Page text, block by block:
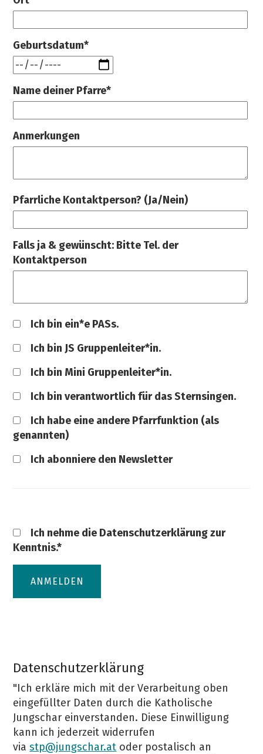
Geburtsdatum*
Name deiner Pfarre*
Anmerkungen
Pfarrliche Kontaktperson? (Ja/Nein)
Falls ja & gewünscht: Bitte Tel. der
Kontaktperson
Ich bin ein*e PASs.
Ich bin JS Gruppenleiter*in.
Ich bin Mini Gruppenleiter*in.
Ich bin verantwortlich für das Sternsingen.
Ich habe eine andere Pfarrfunktion (als
genannten)
Ich abonniere den Newsletter
Ich nehme die Datenschutzerklärung zur
Kenntnis.*
ANMELDEN
Datenschutzerklärung
"Ich erkläre mich mit der Verarbeitung oben
eingefüllter Daten durch die Katholische
Jungschar einverstanden. Diese Einwilligung
kann ich jederzeit widerrufen
viastp@jungschar.at oder postalisch an